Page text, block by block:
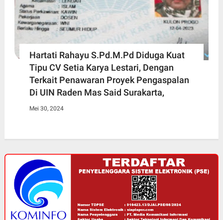
Hartati Rahayu S.Pd.M.Pd Diduga Kuat
Tipu CV Setia Karya Lestari, Dengan
Terkait Penawaran Proyek Pengaspalan
Di UIN Raden Mas Said Surakarta,
Mei 30, 2024